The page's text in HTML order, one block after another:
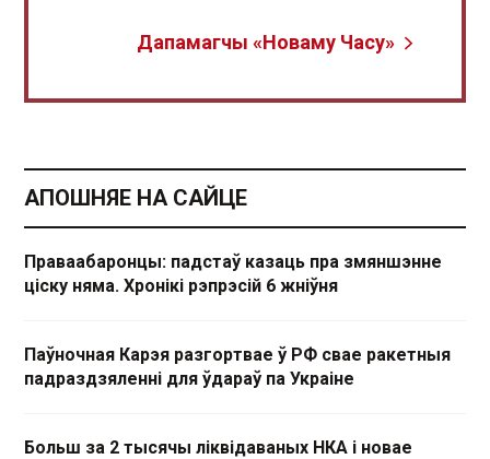
Дапамагчы «Новаму Часу»
АПОШНЯЕ НА САЙЦЕ
Праваабаронцы: падстаў казаць пра змяншэнне
ціску няма. Хронікі рэпрэсій 6 жніўня
Паўночная Карэя разгортвае ў РФ свае ракетныя
падраздзяленні для ўдараў па Украіне
Больш за 2 тысячы ліквідаваных НКА і новае